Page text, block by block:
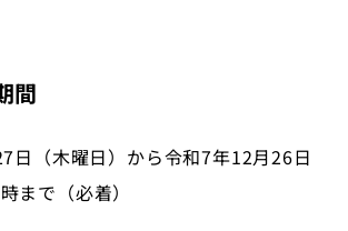
間
日（木曜日）から令和7年12月26日
まで（必着）